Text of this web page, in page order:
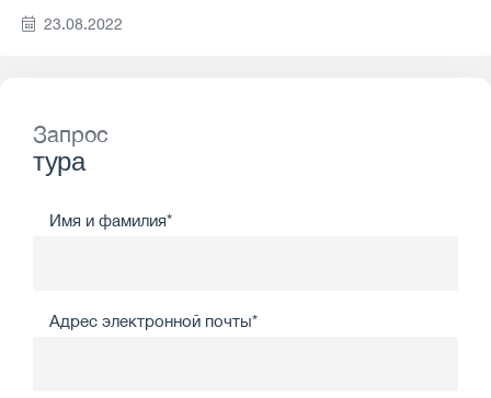
23.08.2022
Запрос
тура
Имя и фамилия*
Адрес электронной почты*